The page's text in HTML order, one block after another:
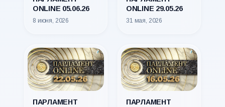
ONLINE 05.06.26
8 июня, 2026
ONLINE 29.05.26
31 мая, 2026
ПАРЛАМЕНТ
ПАРЛАМЕНТ